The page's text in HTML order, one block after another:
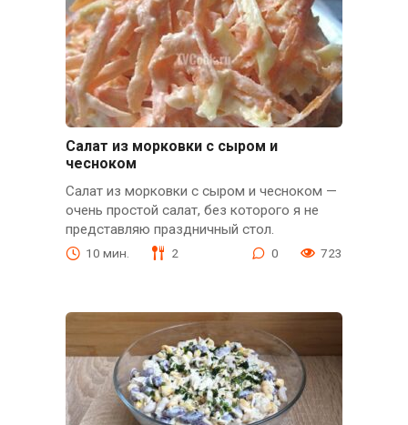
Салат из морковки с сыром и
чесноком
Салат из морковки с сыром и чесноком —
очень простой салат, без которого я не
представляю праздничный стол.
10 мин. 2 0 723